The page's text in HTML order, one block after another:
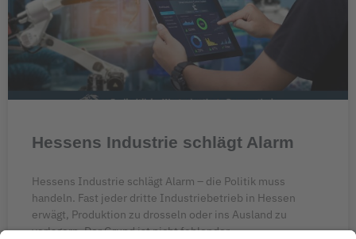
Hessens Industrie schlägt Alarm
Hessens Industrie schlägt Alarm – die Politik muss
handeln. Fast jeder dritte Industriebetrieb in Hessen
erwägt, Produktion zu drosseln oder ins Ausland zu
verlagern. Der Grund ist nicht fehlender